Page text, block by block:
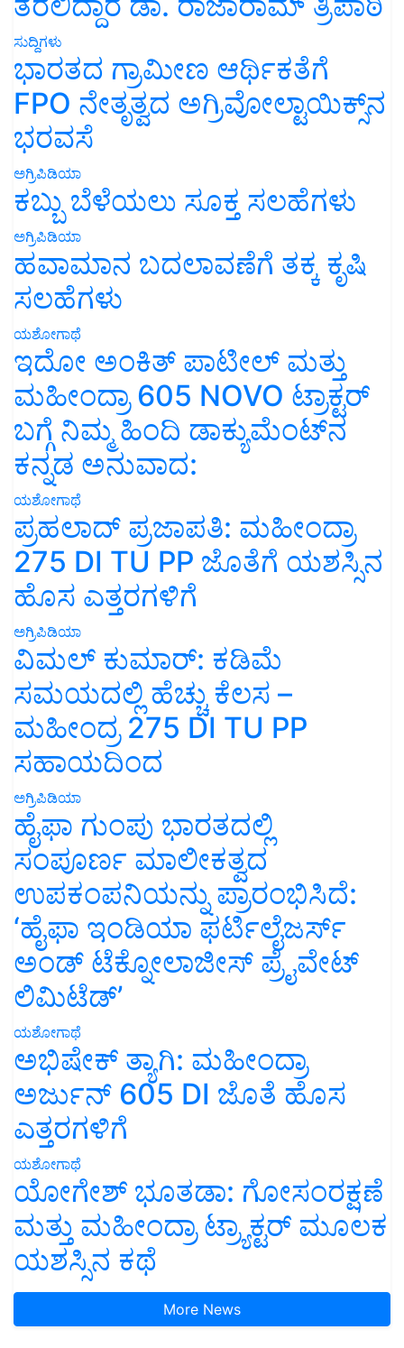
ಸುದ್ದಿಗಳು
ಭಾರತದ ಗ್ರಾಮೀಣ ಆರ್ಥಿಕತೆಗೆ
FPO ನೇತೃತ್ವದ ಅಗ್ರಿವೋಲ್ಟಾಯಿಕ್ಸ್‌ನ
ಭರವಸೆ
ಅಗ್ರಿಪಿಡಿಯಾ
ಕಬ್ಬು ಬೆಳೆಯಲು ಸೂಕ್ತ ಸಲಹೆಗಳು
ಅಗ್ರಿಪಿಡಿಯಾ
ಹವಾಮಾನ ಬದಲಾವಣೆಗೆ ತಕ್ಕ ಕೃಷಿ
ಸಲಹೆಗಳು
ಯಶೋಗಾಥೆ
ಇದೋ ಅಂಕಿತ್ ಪಾಟೀಲ್ ಮತ್ತು
ಮಹೀಂದ್ರಾ 605 NOVO ಟ್ರಾಕ್ಟರ್
ಬಗ್ಗೆ ನಿಮ್ಮ ಹಿಂದಿ ಡಾಕ್ಯುಮೆಂಟ್‌ನ
ಕನ್ನಡ ಅನುವಾದ:
ಯಶೋಗಾಥೆ
ಪ್ರಹಲಾದ್ ಪ್ರಜಾಪತಿ: ಮಹೀಂದ್ರಾ
275 DI TU PP ಜೊತೆಗೆ ಯಶಸ್ಸಿನ
ಹೊಸ ಎತ್ತರಗಳಿಗೆ
ಅಗ್ರಿಪಿಡಿಯಾ
ವಿಮಲ್ ಕುಮಾರ್: ಕಡಿಮೆ
ಸಮಯದಲ್ಲಿ ಹೆಚ್ಚು ಕೆಲಸ –
ಮಹೀಂದ್ರ 275 DI TU PP
ಸಹಾಯದಿಂದ
ಅಗ್ರಿಪಿಡಿಯಾ
ಹೈಫಾ ಗುಂಪು ಭಾರತದಲ್ಲಿ
ಸಂಪೂರ್ಣ ಮಾಲೀಕತ್ವದ
ಉಪಕಂಪನಿಯನ್ನು ಪ್ರಾರಂಭಿಸಿದೆ:
‘ಹೈಫಾ ಇಂಡಿಯಾ ಫರ್ಟಿಲೈಜರ್ಸ್
ಅಂಡ್ ಟೆಕ್ನೋಲಾಜೀಸ್ ಪ್ರೈವೇಟ್
ಲಿಮಿಟೆಡ್’
ಯಶೋಗಾಥೆ
ಅಭಿಷೇಕ್ ತ್ಯಾಗಿ: ಮಹೀಂದ್ರಾ
ಅರ್ಜುನ್ 605 DI ಜೊತೆ ಹೊಸ
ಎತ್ತರಗಳಿಗೆ
ಯಶೋಗಾಥೆ
ಯೋಗೇಶ್ ಭೂತಡಾ: ಗೋಸಂರಕ್ಷಣೆ
ಮತ್ತು ಮಹೀಂದ್ರಾ ಟ್ರ್ಯಾಕ್ಟರ್ ಮೂಲಕ
ಯಶಸ್ಸಿನ ಕಥೆ
More News